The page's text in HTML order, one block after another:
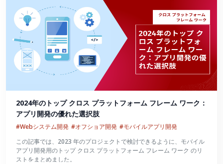
2024年のトップ クロス プラットフォーム フレーム ワーク：
アプリ開発の優れた選択肢
#Webシステム開発 #オフショア開発 #モバイルアプリ開発
この記事では、2023 年のプロジェクトで検討できるように、モバイル
アプリ開発用のトップ クロス プラットフォーム フレーム ワーク のリ
ストをまとめました。